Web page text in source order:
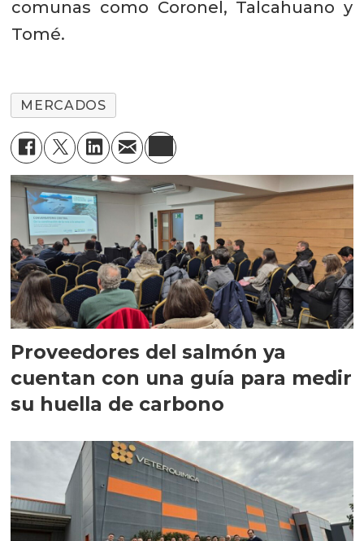
comunas como Coronel, Talcahuano y
Tomé.
MERCADOS
Proveedores del salmón ya
cuentan con una guía para medir
su huella de carbono